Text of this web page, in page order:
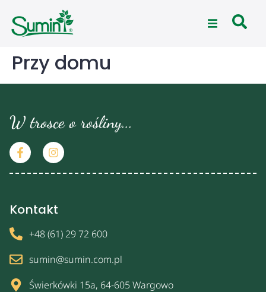
Przy domu
W trosce o rośliny...
Kontakt
+48 (61) 29 72 600
sumin@sumin.com.pl
Świerkówki 15a, 64-605 Wargowo